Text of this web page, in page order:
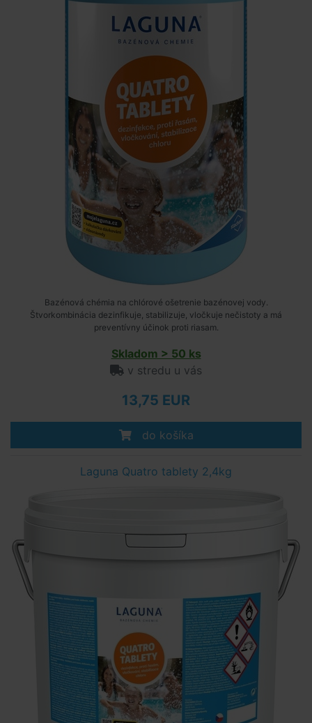
Bazénová chémia na chlórové ošetrenie bazénovej vody.
Štvorkombinácia dezinfikuje, stabilizuje, vločkuje nečistoty a má
preventívny účinok proti riasam.
Skladom > 50 ks
v stredu u vás
13,75 EUR
do košíka
Laguna Quatro tablety 2,4kg